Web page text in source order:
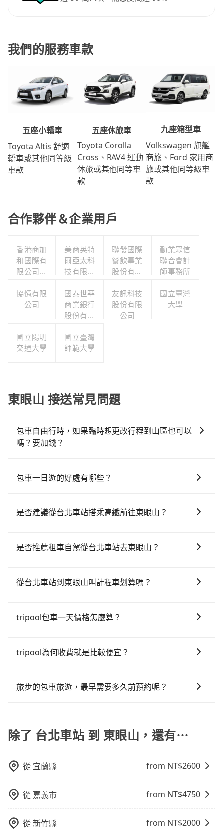
我們的服務車款
五座小轎車
Toyota Altis 舒適
轎車或其他同等級
車款
五座休旅車
Toyota Corolla
Cross、RAV4 運動
休旅或其他同等車
款
九座箱型車
Volkswagen 旗艦
商旅、Ford 家用商
旅或其他同等級車
款
合作夥伴＆企業用戶
香港商加
和國際有
限公司台
美商英特
爾亞太科
技有限公
聯發國際
餐飲事業
股份有限
勤業眾信
聯合會計
師事務所
協憶有限
公司
國泰世華
商業銀行
股份有限
友訊科技
股份有限
公司
國立臺灣
大學
國立陽明
交通大學
國立臺灣
師範大學
東眼山 接送常見問題
包車自由行時，如果臨時想更改行程到山區也可以
嗎？要加錢？
旅步可能會根據行經的路線是否超過海拔1500公尺來進
我們會透過Email的方式向您說明收費細節，讓您能更放
包車一日遊的好處有哪些？
願和需要來安排行程，其次，包車可以讓您更加深入地
環境中專心欣賞當地美景和文化，讓您的旅程更加輕鬆
是否建議從台北車站搭乘高鐵前往東眼山？
轉車麻煩！從最早06:26一直到23:00，台北-桃園一天最
車時間約10分鐘，再乘坐17~23分鐘（平均21分）的高
分鐘、車費2,000元後，抵達東眼山 (桃園市復興區) 的目
府專車接送，則僅需花費約1,580元，費時1小時30分
在還不馬上來預約tripool！
是否推薦租車自駕從台北車站去東眼山？
時不需要閉目養神（因為要自己開車），最重要的是你
$115~205承租小轎車，每公里再額外加收$3.2，從台北
回），雖已將eTag和可能的每小時40元路邊停車費用預
Yaris、Prius C、Vios這類乘坐體驗較差的車款，如果人
修理，每一次租車都好像在開樂透一樣。另外，偶爾也
還，又或者要還車時卻偏偏找不到停車位，對於急著用
車或者要載其他乘客的人來說就有不小的風險。最後，
域的限制，實際可停靠的地點與你的上下車地點仍有段
從台北車站到東眼山叫計程車划算嗎？
灣大車隊、Uber、Line Taxi、Yoxi等，如果在路邊攔不
依照里程跳錶計算，價格約為1,665~2,000元間，若改選
找客人。它們通常只在特定地點等候，或者必須透過叫
擇。
tripool包車一天價格怎麼算？
需行程的公里數及車型而有所不同，建議可以直接上旅
tripool為何收費就是比較便宜？
一次使用tripool的會擔心價格比市價便宜不少，是不是
機也絕對不會在車內吸煙，於新冠肺炎期間也絕對全程
配戴口罩。tripool之所以能將價格壓在市價7~8折的主
車率，也就是提高俗稱「回頭車」的比例。這不僅體現
雙十等）能用更少的司機來服務更多的旅客，意味著使
低，如此便反應在服務品質的控管會更佳。但tripool網
站上的價格是動態的，一般來說越早預訂價格越優，且
旅步的包車旅遊，最早需要多久前預約呢？
以不妨趁早訂購，享受更划算的價格。
除了 台北車站 到 東眼山，還有⋯
從 宜蘭縣 from NT$2600
從 嘉義市 from NT$4750
從新竹縣 from NT$2000